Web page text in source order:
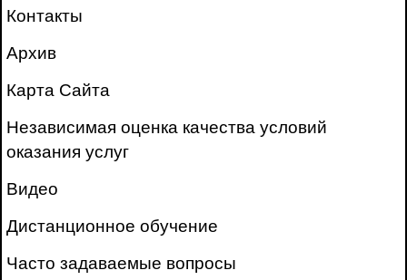
Контакты
Архив
Карта Сайта
Независимая оценка качества условий
оказания услуг
Видео
Дистанционное обучение
Часто задаваемые вопросы